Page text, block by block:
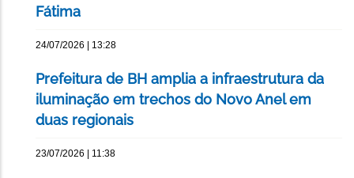
Fátima
24/07/2026 | 13:28
Prefeitura de BH amplia a infraestrutura da
iluminação em trechos do Novo Anel em
duas regionais
23/07/2026 | 11:38